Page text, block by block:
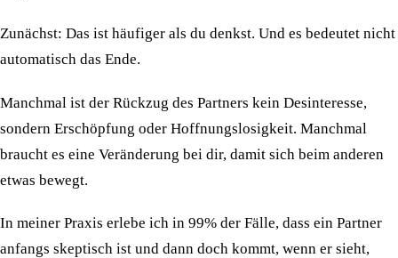
Zunächst: Das ist häufiger als du denkst. Und es bedeutet nicht
automatisch das Ende.
Manchmal ist der Rückzug des Partners kein Desinteresse,
sondern Erschöpfung oder Hoffnungslosigkeit. Manchmal
braucht es eine Veränderung bei dir, damit sich beim anderen
etwas bewegt.
In meiner Praxis erlebe ich in 99% der Fälle, dass ein Partner
anfangs skeptisch ist und dann doch kommt, wenn er sieht,